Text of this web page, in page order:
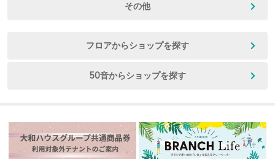
その他
フロアからショップを探す
50音からショップを探す